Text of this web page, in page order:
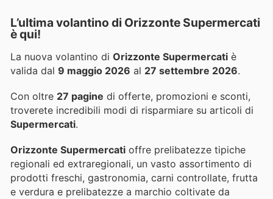
L’ultima volantino di Orizzonte Supermercati
è qui!
La nuova volantino di Orizzonte Supermercati è
valida dal 9 maggio 2026 al 27 settembre 2026.
Con oltre 27 pagine di offerte, promozioni e sconti,
troverete incredibili modi di risparmiare su articoli di
Supermercati.
Orizzonte Supermercati offre prelibatezze tipiche
regionali ed extraregionali, un vasto assortimento di
prodotti freschi, gastronomia, carni controllate, frutta
e verdura e prelibatezze a marchio coltivate da